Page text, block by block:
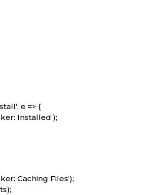
e => {
Installed‘);
Caching Files‘);